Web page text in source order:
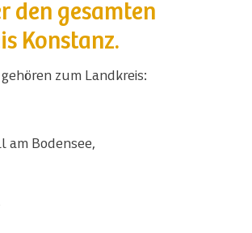
den gesamten
Konstanz.
gehören zum Landkreis:
am Bodensee,